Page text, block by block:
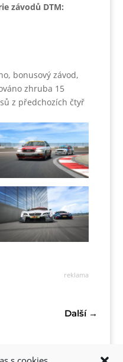
závodů DTM:
bonusový závod,
zhruba 15
z předchozích čtyř
reklama
Další→